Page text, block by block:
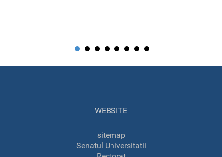
WEBSITE
sitemap
Senatul Universitatii